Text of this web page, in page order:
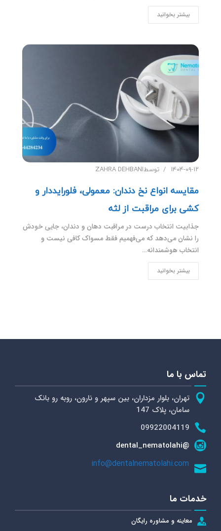
بیشتر بخوانید
۱۴۰۴-۰۹-۱۲ توسطZAHRA DEHBANI
مقایسه انواع نخ دندان: معمولی، فلورایددار و
کشی برای مراقبت از لثه
جذابیت انتخاب درست در مراقبت دهان و دندان، جایی خودش
را نشان می‌دهد که می‌فهمیم فقط مسواک کافی نیست و
انتخاب هوشمندانه…
بیشتر بخوانید
تماس با ما
تهران، بلوار مزداران، بین سپهر و نارون، روبه رو بانک
سامان، پلاک 147
09922004119
@dental_nematolahi
info@dentalnematolahi.com
خدمات ما
معاینه و مشاوره رایگان